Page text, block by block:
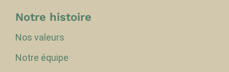
Notre histoire
Nos valeurs
Notre équipe